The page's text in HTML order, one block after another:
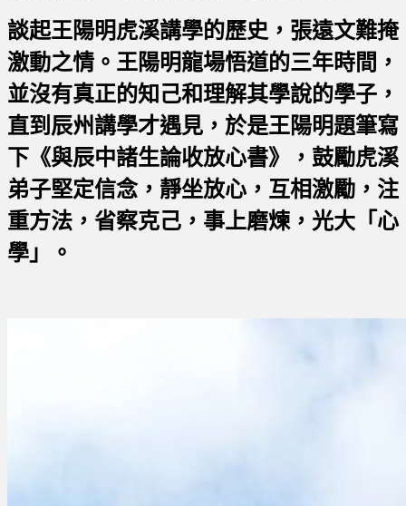
談起王陽明虎溪講學的歷史，張遠文難掩
激動之情。王陽明龍場悟道的三年時間，
並沒有真正的知己和理解其學說的學子，
直到辰州講學才遇見，於是王陽明題筆寫
下《與辰中諸生論收放心書》，鼓勵虎溪
弟子堅定信念，靜坐放心，互相激勵，注
重方法，省察克己，事上磨煉，光大「心
學」。